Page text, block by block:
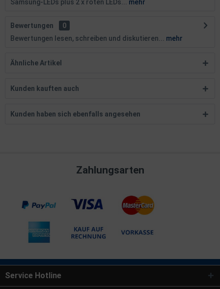
Samsung-LEDs plus 2 x roten LEDs...
mehr
Bewertungen
0
Bewertungen lesen, schreiben und diskutieren...
mehr
Ähnliche Artikel
Kunden kauften auch
Kunden haben sich ebenfalls angesehen
Zahlungsarten
Service Hotline